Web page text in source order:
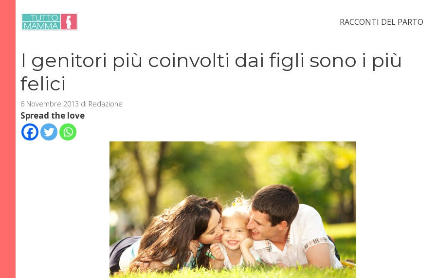
contenuto
RACCONTI DEL PARTO
I genitori più coinvolti dai figli sono i più
felici
6 Novembre 2013 di Redazione
Spread the love